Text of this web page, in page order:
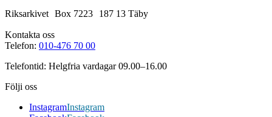
Riksarkivet Box 7223 187 13 Täby
Kontakta oss
Telefon: 010-476 70 00
Telefontid: Helgfria vardagar 09.00–16.00
Följi oss
InstagramInstagram